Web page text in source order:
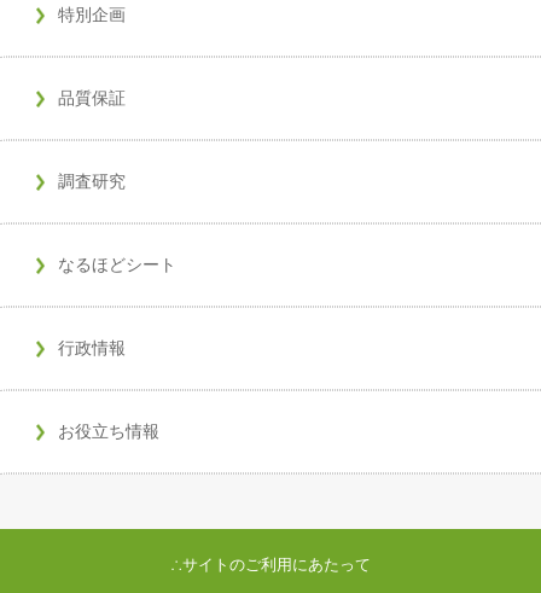
特別企画
品質保証
調査研究
なるほどシート
行政情報
お役立ち情報
∴サイトのご利用にあたって